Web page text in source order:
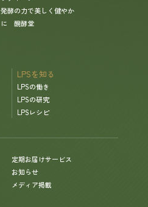
発酵の力で美しく健やか
に 醗酵堂
LPSを知る
LPSの働き
LPSの研究
LPSレシピ
定期お届けサービス
お知らせ
メディア掲載